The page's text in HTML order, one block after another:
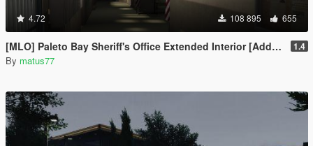
4.72 108 895 655
[MLO] Paleto Bay Sheriff's Office Extended Interior [Add-On SP / FiveM] 1.4
By matus77